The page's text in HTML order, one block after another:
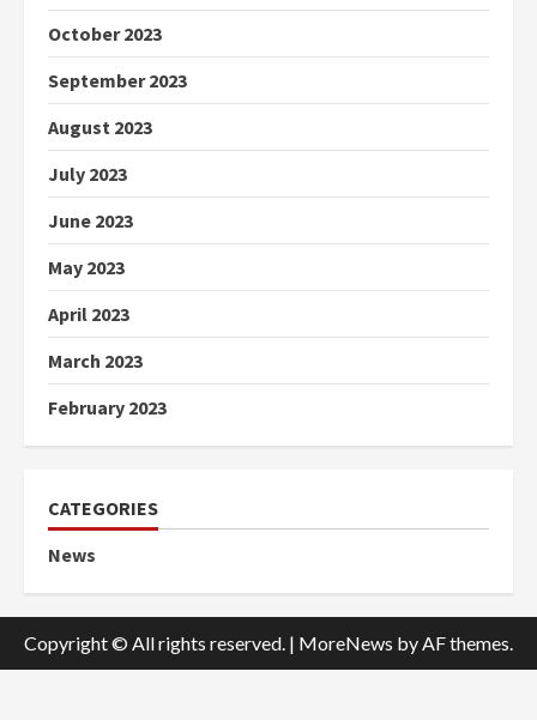
October 2023
September 2023
August 2023
July 2023
June 2023
May 2023
April 2023
March 2023
February 2023
CATEGORIES
News
Copyright © All rights reserved. | MoreNews by AF themes.